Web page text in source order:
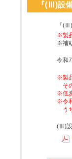
『(Ⅲ)設
『
※製
※補
令和
※製
そ
※低
※令
う
(Ⅲ)設